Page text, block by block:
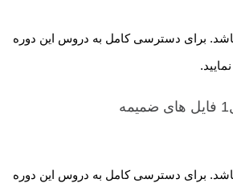
برای دسترسی کامل به دروس این دوره
فایل های ضمیمه
برای دسترسی کامل به دروس این دوره